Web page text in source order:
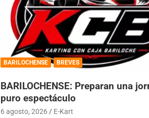
BARILOCHENSE BREVES
BARILOCHENSE: Preparan una
puro espectáculo
6 agosto, 2026 E-Kart